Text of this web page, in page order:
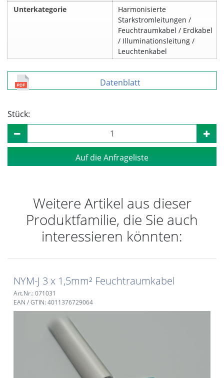
Unterkategorie
Harmonisierte
Starkstromleitungen /
Feuchtraumkabel / Erdkabel
/ Illuminationsleitung /
Leuchtenkabel
Datenblatt
Stück:
Auf die Anfrageliste
Weitere Artikel aus dieser
Produktfamilie, die Sie auch
interessieren könnten:
NYM-J 3 x 1,5mm² Feuchtraumkabel
Art.Nr.: 071031
EAN / GTIN: 4011376729064